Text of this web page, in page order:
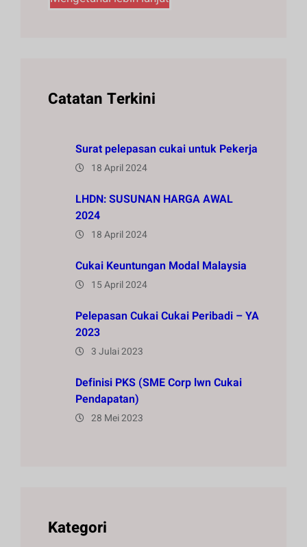
Catatan Terkini
Surat pelepasan cukai untuk Pekerja
18 April 2024
LHDN: SUSUNAN HARGA AWAL
2024
18 April 2024
Cukai Keuntungan Modal Malaysia
15 April 2024
Pelepasan Cukai Cukai Peribadi – YA
2023
3 Julai 2023
Definisi PKS (SME Corp lwn Cukai
Pendapatan)
28 Mei 2023
Kategori